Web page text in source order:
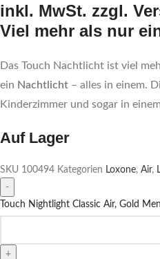
inkl. MwSt. zzgl.
Viel mehr als nur
Das Touch Nachtlicht ist viel
ein Nachtlicht – alles in einem.
Kinderzimmer und sogar in
Auf Lager
SKU 100494 Kategorien Loxone, Air,
Touch Nightlight Classic Air, Gold